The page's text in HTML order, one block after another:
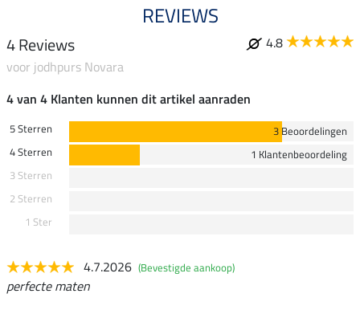
REVIEWS
4 Reviews
4.8
voor jodhpurs Novara
4 van 4 Klanten kunnen dit artikel aanraden
5 Sterren
3 Beoordelingen
4 Sterren
1 Klantenbeoordeling
3 Sterren
2 Sterren
1 Ster
4.7.2026 (Bevestigde aankoop)
perfecte maten